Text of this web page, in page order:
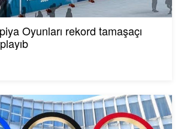
Oyunları rekord tamaşaçı